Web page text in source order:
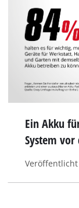
Ein Akku
System vor
Veröffentlicht